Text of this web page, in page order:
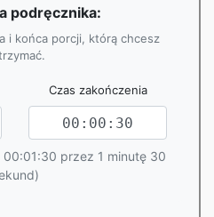
podręcznika:
i końca porcji, którą chcesz
Czas zakończenia
00:01:30 przez 1 minutę 30